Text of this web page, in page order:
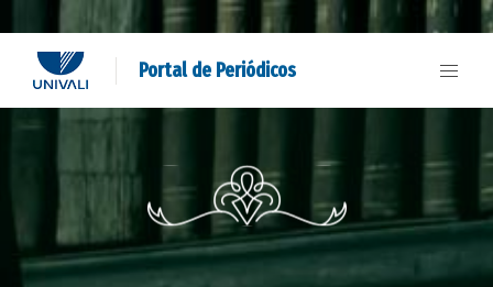
Portal de Periódicos